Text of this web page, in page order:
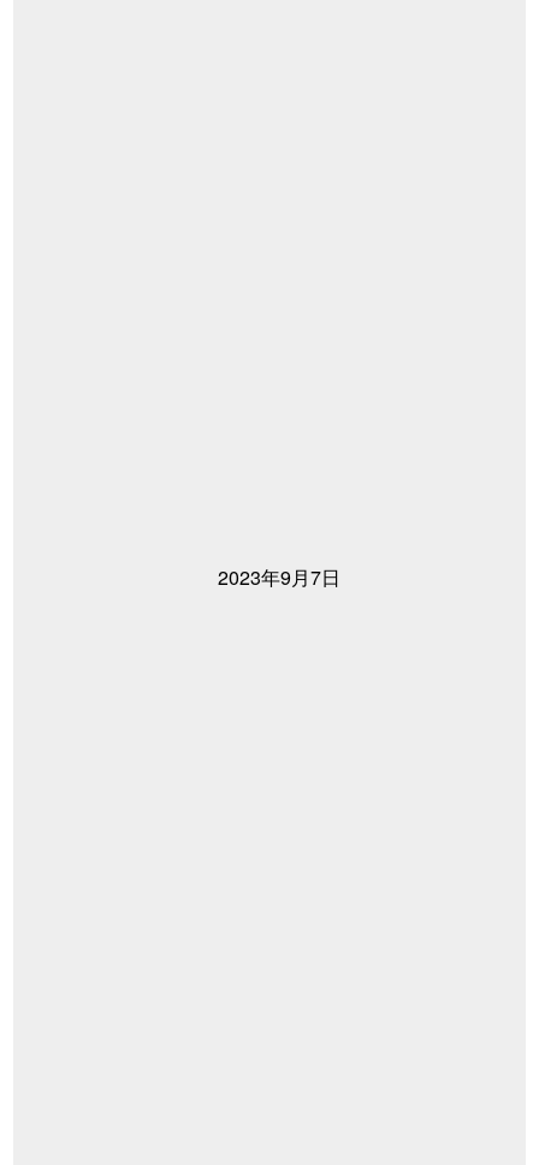
2023年9月7日